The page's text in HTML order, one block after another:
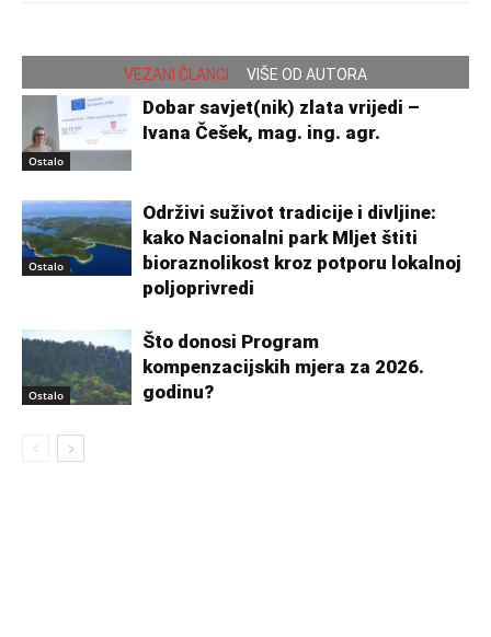
VEZANI ČLANCI VIŠE OD AUTORA
Ostalo
Dobar savjet(nik) zlata vrijedi –
Ivana Češek, mag. ing. agr.
Ostalo
Održivi suživot tradicije i divljine:
kako Nacionalni park Mljet štiti
bioraznolikost kroz potporu lokalnoj
poljoprivredi
Ostalo
Što donosi Program
kompenzacijskih mjera za 2026.
godinu?